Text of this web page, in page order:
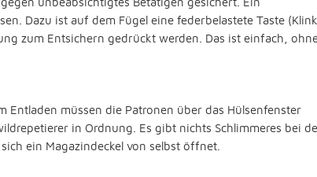
Dazu ist auf dem Fügel eine federbelastete Taste
zum Entsichern gedrückt werden. Das ist einfach,
Entladen müssen die Patronen über das Hülsenfenster
in Ordnung. Es gibt nichts Schlimmeres bei
ein Magazindeckel von selbst öffnet.